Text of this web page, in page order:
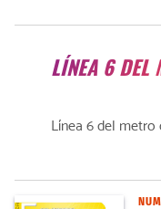
LÍNEA 6 DEL
Línea 6 del metro